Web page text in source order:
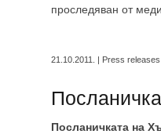
проследяван от
21.10.2011. | Press releases
Посланичката на